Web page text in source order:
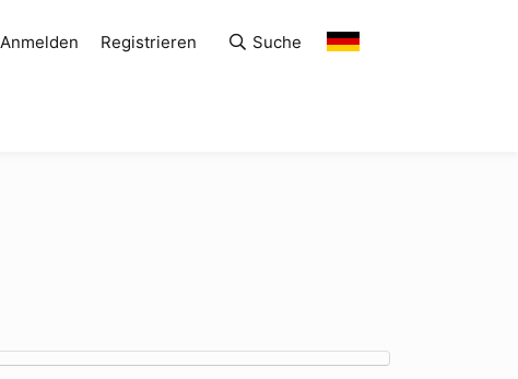
Anmelden Registrieren Suche